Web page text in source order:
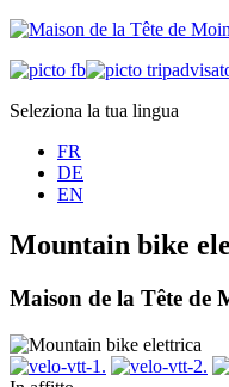
Seleziona la tua lingua
FR
DE
EN
Mountain bike
Maison de la Tête de